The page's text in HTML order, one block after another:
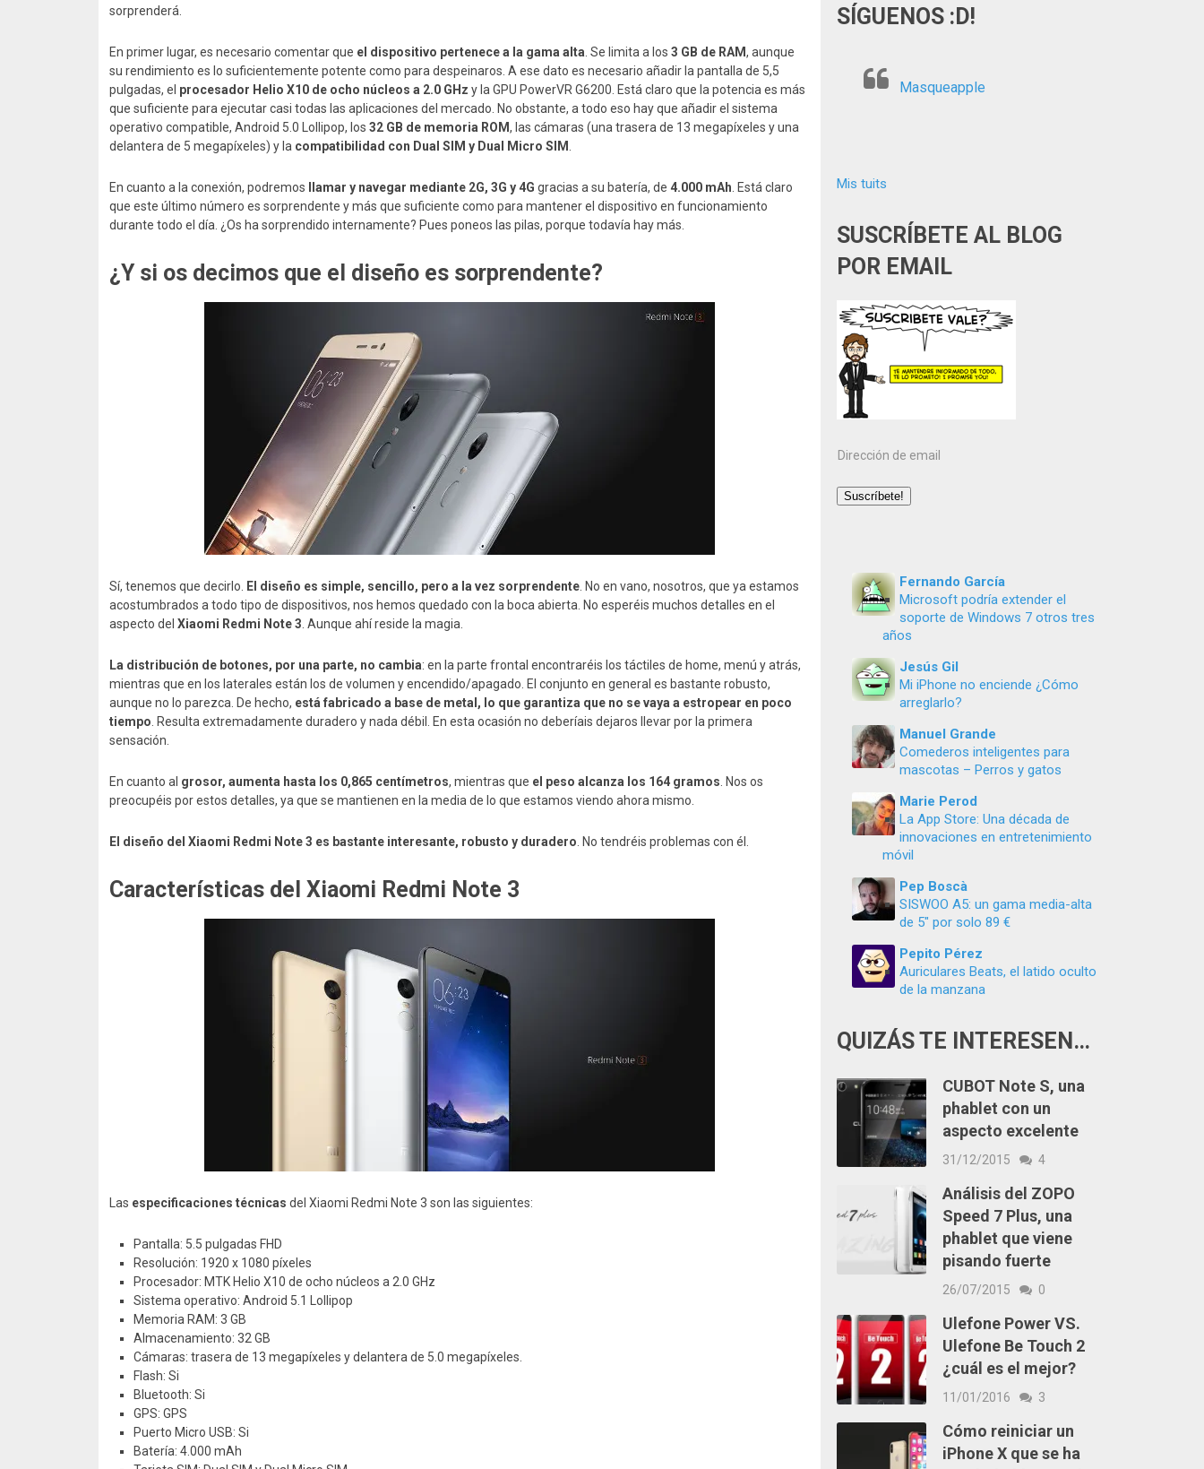
sorprenderá.
En primer lugar, es necesario comentar que el dispositivo pertenece a la gama alta . Se limita a los 3 GB de RAM, aunque
su rendimiento es lo suficientemente potente como para despeinaros. A ese dato es necesario añadir la pantalla de 5,5
pulgadas, el procesador Helio X10 de ocho núcleos a 2.0 GHz y la GPU PowerVR G6200. Está claro que la potencia es más
que suficiente para ejecutar casi todas las aplicaciones del mercado. No obstante, a todo eso hay que añadir el sistema
operativo compatible, Android 5.0 Lollipop, los 32 GB de memoria ROM, las cámaras (una trasera de 13 megapíxeles y una
delantera de 5 megapíxeles) y la compatibilidad con Dual SIM y Dual Micro SIM
En cuanto a la conexión, podremos llamar y navegar mediante 2G, 3G y 4G gracias a su batería, de 4.000 mAh . Está claro
que este último número es sorprendente y más que suficiente como para mantener el dispositivo en funcionamiento
durante todo el día. ¿Os ha sorprendido internamente? Pues poneos las pilas, porque todavía hay más.
¿Y si os decimos que el diseño es sorprendente?
Sí, tenemos que decirlo. El diseño es simple, sencillo, pero a la vez sorprendente . No en vano, nosotros, que ya estamos
acostumbrados a todo tipo de dispositivos, nos hemos quedado con la boca abierta. No esperéis muchos detalles en el
aspecto del Xiaomi Redmi Note 3 . Aunque ahí reside la magia.
La distribución de botones, por una parte, no cambia: en la parte frontal encontraréis los táctiles de home, menú y atrás,
mientras que en los laterales están los de volumen y encendido/apagado. El conjunto en general es bastante robusto,
aunque no lo parezca. De hecho, está fabricado a base de metal, lo que garantiza que no se vaya a estropear en poco
tiempo . Resulta extremadamente duradero y nada débil. En esta ocasión no deberíais dejaros llevar por la primera
sensación.
En cuanto al grosor, aumenta hasta los 0,865 centímetros, mientras que el peso alcanza los 164 gramos . Nos os
preocupéis por estos detalles, ya que se mantienen en la media de lo que estamos viendo ahora mismo.
El diseño del Xiaomi Redmi Note 3 es bastante interesante, robusto y duradero . No tendréis problemas con él.
Características del Xiaomi Redmi Note 3
Las especificaciones técnicas del Xiaomi Redmi Note 3 son las siguientes:
Pantalla: 5.5 pulgadas FHD
Resolución: 1920 x 1080 píxeles
Procesador: MTK Helio X10 de ocho núcleos a 2.0 GHz
Sistema operativo: Android 5.1 Lollipop
Memoria RAM: 3 GB
Almacenamiento: 32 GB
Cámaras: trasera de 13 megapíxeles y delantera de 5.0 megapíxeles.
Flash: Si
Bluetooth: Si
GPS: GPS
Puerto Micro USB: Si
Batería: 4.000 mAh
SÍGUENOS :D!
Masqueapple
Mis tuits
SUSCRÍBETE AL BLOG
POR EMAIL
Dirección
email
Suscríbete!
Fernando García
Microsoft podría extender el
soporte de Windows 7 otros tres
años
Jesús Gil
Mi iPhone no enciende ¿Cómo
arreglarlo?
Manuel Grande
Comederos inteligentes para
mascotas – Perros y gatos
Marie Perod
La App Store: Una década de
innovaciones en entretenimiento
móvil
Pep Boscà
SISWOO A5: un gama media-alta
de 5″ por solo 89 €
Pepito Pérez
Auriculares Beats, el latido oculto
de la manzana
QUIZÁS TE INTERESEN…
CUBOT Note S, una
phablet con un
aspecto excelente
31/12/2015 4
Análisis del ZOPO
Speed 7 Plus, una
phablet que viene
pisando fuerte
26/07/2015 0
Ulefone Power VS.
Ulefone Be Touch 2
¿cuál es el mejor?
11/01/2016 3
Cómo reiniciar un
iPhone X que se ha